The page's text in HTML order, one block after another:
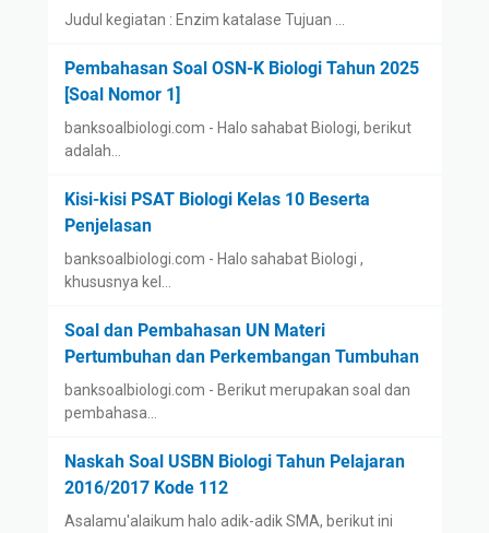
Judul kegiatan : Enzim katalase Tujuan …
Pembahasan Soal OSN-K Biologi Tahun 2025
[Soal Nomor 1]
banksoalbiologi.com - Halo sahabat Biologi, berikut
adalah…
Kisi-kisi PSAT Biologi Kelas 10 Beserta
Penjelasan
banksoalbiologi.com - Halo sahabat Biologi ,
khususnya kel…
Soal dan Pembahasan UN Materi
Pertumbuhan dan Perkembangan Tumbuhan
banksoalbiologi.com - Berikut merupakan soal dan
pembahasa…
Naskah Soal USBN Biologi Tahun Pelajaran
2016/2017 Kode 112
Asalamu'alaikum halo adik-adik SMA, berikut ini